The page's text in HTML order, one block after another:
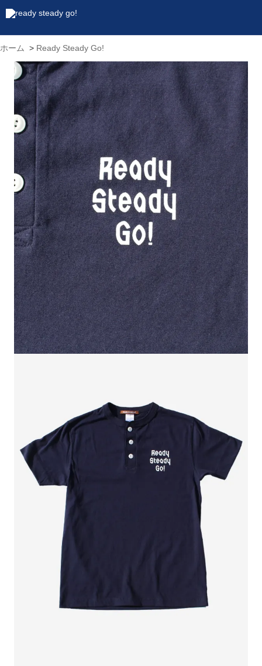
ホーム > Ready Steady Go!